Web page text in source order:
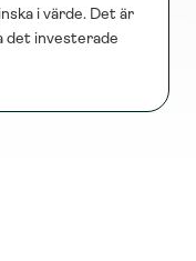
i värde. Det är
det investerade